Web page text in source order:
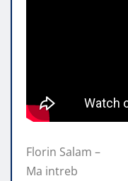
Florin Salam –
Ma intreb